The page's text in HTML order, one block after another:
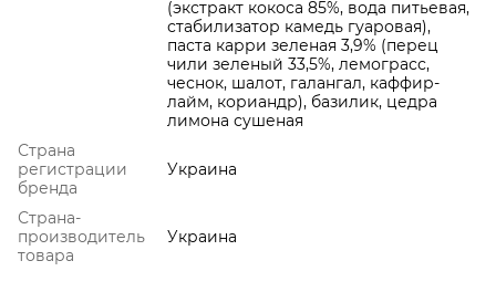
(экстракт кокоса 85%, вода питьевая,
стабилизатор камедь гуаровая),
паста карри зеленая 3,9% (перец
чили зеленый 33,5%, лемограсс,
чеснок, шалот, галангал, каффир-
лайм, кориандр), базилик, цедра
лимона сушеная
Страна
регистрации
бренда
Украина
Страна-
производитель
товара
Украина